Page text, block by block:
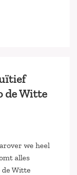
de Witte
we heel
alles
de Witte